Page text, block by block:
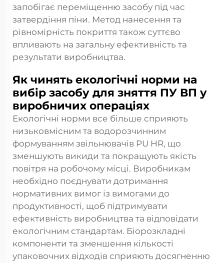
запобігає переміщенню засобу під час
затвердіння піни. Метод нанесення та
рівномірність покриття також суттєво
впливають на загальну ефективність та
результати виробництва.
Як чинять екологічні норми на
вибір засобу для зняття ПУ ВП у
виробничих операціях
Екологічні норми все більше сприяють
низьковмісним та водорозчинним
формуванням звільнювачів PU HR, що
зменшують викиди та покращують якість
повітря на робочому місці. Виробникам
необхідно поєднувати дотримання
нормативних вимог із вимогами до
продуктивності, щоб підтримувати
ефективність виробництва та відповідати
екологічним стандартам. Біорозкладні
компоненти та зменшення кількості
упаковочних відходів сприяють досягненню